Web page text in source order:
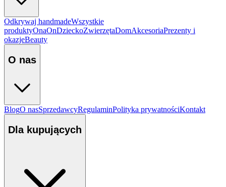
Odkrywaj handmadeWszystkie
produktyOnaOnDzieckoZwierzętaDomAkcesoriaPrezenty i
okazjeBeauty
O nas
BlogO nasSprzedawcyRegulaminPolityka prywatnościKontakt
Dla kupujących